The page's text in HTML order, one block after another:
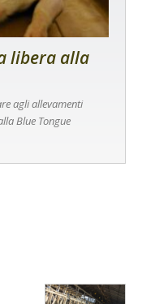
libera alla
agli allevamenti
Blue Tongue